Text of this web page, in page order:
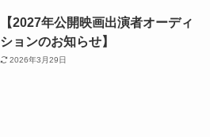
【2027年公開映画出演者オーディ
ションのお知らせ】
2026年3月29日